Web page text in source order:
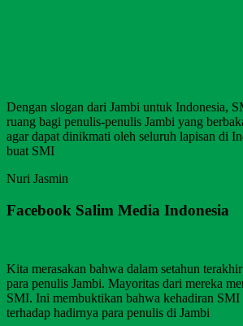
Dengan slogan dari Jambi untuk Indonesia,
ruang bagi penulis-penulis Jambi yang
agar dapat dinikmati oleh seluruh lapisan di
buat SMI
Nuri Jasmin
Facebook Salim Media Indonesia
Kita merasakan bahwa dalam setahun
para penulis Jambi. Mayoritas dari mereka
SMI. Ini membuktikan bahwa kehadiran SMI
terhadap hadirnya para penulis di Jambi